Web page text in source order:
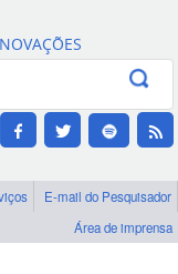
Canais
E-mail do Pesquisador
Área de imprensa